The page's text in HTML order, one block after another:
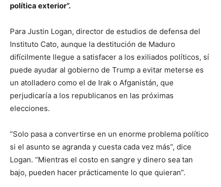
política exterior”.
Para Justin Logan, director de estudios de defensa del
Instituto Cato, aunque la destitución de Maduro
difícilmente llegue a satisfacer a los exiliados políticos, sí
puede ayudar al gobierno de Trump a evitar meterse es
un atolladero como el de Irak o Afganistán, que
perjudicaría a los republicanos en las próximas
elecciones.
“Solo pasa a convertirse en un enorme problema político
si el asunto se agranda y cuesta cada vez más”, dice
Logan. “Mientras el costo en sangre y dinero sea tan
bajo, pueden hacer prácticamente lo que quieran”.